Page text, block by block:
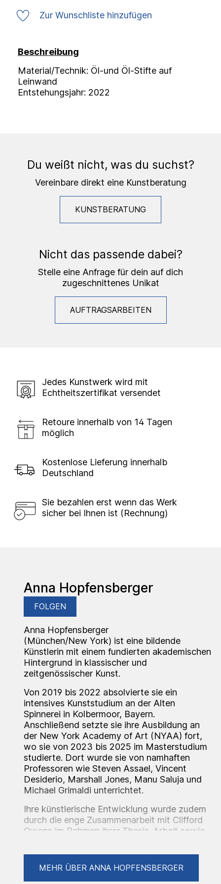
Zur Wunschliste hinzufügen
Beschreibung
Material/Technik: Öl-und Öl-Stifte auf
Leinwand
Entstehungsjahr: 2022
Du weißt nicht, was du suchst?
Vereinbare direkt eine Kunstberatung
KUNSTBERATUNG
Nicht das passende dabei?
Stelle eine Anfrage für dein auf dich
zugeschnittenes Unikat
AUFTRAGSARBEITEN
Jedes Kunstwerk wird mit
Echtheitszertifikat versendet
Retoure innerhalb von 14 Tagen
möglich
Kostenlose Lieferung innerhalb
Deutschland
Sie bezahlen erst wenn das Werk
sicher bei Ihnen ist (Rechnung)
Anna Hopfensberger
FOLGEN
Anna Hopfensberger
(München/New York) ist eine bildende
Künstlerin mit einem fundierten akademischen
Hintergrund in klassischer und
zeitgenössischer Kunst.
Von 2019 bis 2022 absolvierte sie ein
intensives Kunststudium an der Alten
Spinnerei in Kolbermoor, Bayern.
Anschließend setzte sie ihre Ausbildung an
der New York Academy of Art (NYAA) fort,
wo sie von 2023 bis 2025 im Masterstudium
studierte. Dort wurde sie von namhaften
Professoren wie Steven Assael, Vincent
Desiderio, Marshall Jones, Manu Saluja und
Michael Grimaldi unterrichtet.
Ihre künstlerische Entwicklung wurde zudem
durch die enge Zusammenarbeit mit Clifford
Owens im Rahmen ihrer Thesis-Arbeit sowie
Benaroya geprägt.
MEHR ÜBER ANNA HOPFENSBERGER